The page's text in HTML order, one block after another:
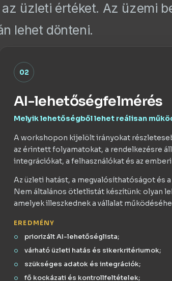
üzleti értéket. Az üzemi
lehet dönteni.
02
AI-lehetőségfelmérés
Melyik lehetőségből lehet reálisan
A workshopon kijelölt irányokat
az érintett folyamatokat, a rendelkezésre
integrációkat, a felhasználókat és az
Az üzleti hatást, a megvalósíthatóságot és
Nem általános ötletlistát készítünk: olyan
amelyek illeszkednek a vállalat
EREDMÉNY
priorizált AI-lehetőséglista;
várható üzleti hatás és sikerkritériumok;
szükséges adatok és integrációk;
fő kockázati és kontrollfeltételek;